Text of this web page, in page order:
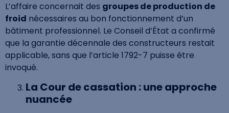
L’affaire concernait des groupes de production de
froid nécessaires au bon fonctionnement d’un
bâtiment professionnel. Le Conseil d’État a confirmé
que la garantie décennale des constructeurs restait
applicable, sans que l’article 1792-7 puisse être
invoqué.
La Cour de cassation : une approche
nuancée